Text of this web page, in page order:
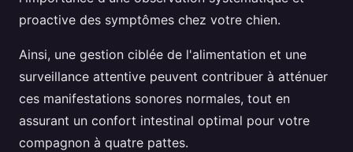
proactive des symptômes chez votre chien.
Ainsi, une gestion ciblée de l'alimentation et une
surveillance attentive peuvent contribuer à atténuer
ces manifestations sonores normales, tout en
assurant un confort intestinal optimal pour votre
compagnon à quatre pattes.